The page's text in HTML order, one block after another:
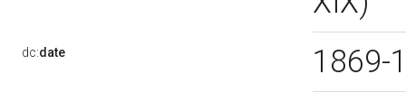
dc:date 1869-